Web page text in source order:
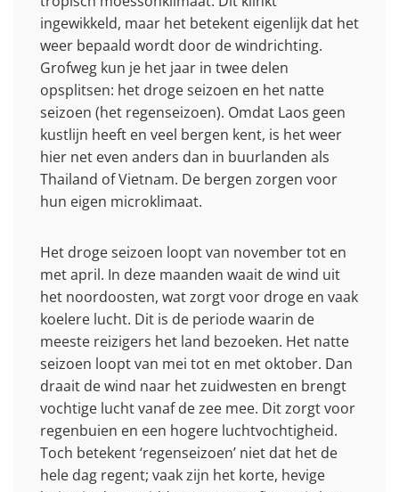
ingewikkeld, maar het betekent eigenlijk dat het
weer bepaald wordt door de windrichting.
Grofweg kun je het jaar in twee delen
opsplitsen: het droge seizoen en het natte
seizoen (het regenseizoen). Omdat Laos geen
kustlijn heeft en veel bergen kent, is het weer
hier net even anders dan in buurlanden als
Thailand of Vietnam. De bergen zorgen voor
hun eigen microklimaat.
Het droge seizoen loopt van november tot en
met april. In deze maanden waait de wind uit
het noordoosten, wat zorgt voor droge en vaak
koelere lucht. Dit is de periode waarin de
meeste reizigers het land bezoeken. Het natte
seizoen loopt van mei tot en met oktober. Dan
draait de wind naar het zuidwesten en brengt
vochtige lucht vanaf de zee mee. Dit zorgt voor
regenbuien en een hogere luchtvochtigheid.
Toch betekent ‘regenseizoen’ niet dat het de
hele dag regent; vaak zijn het korte, hevige